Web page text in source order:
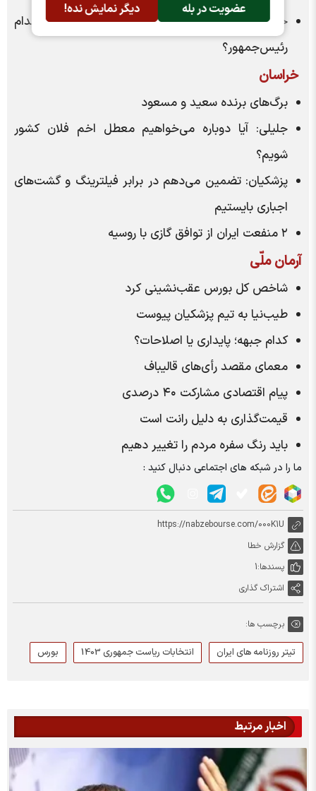
عضویت در بله دیگر نمایش نده!
خانه‌دار شدن ۶ میلیون متقاضی مسکن با کدام
رئیس‌جمهور؟
خراسان
برگ‌های برنده سعید و مسعود
جلیلی: آیا دوباره می‌خواهیم معطل اخم فلان کشور
شویم؟
پزشکیان: تضمین می‌دهم در برابر فیلترینگ و گشت‌های
اجباری بایستیم
۲ منفعت ایران از توافق گازی با روسیه
آرمان ملّی
شاخص کل بورس عقب‌نشینی کرد
طیب‌نیا به تیم پزشکیان پیوست
کدام جبهه؛ پایداری یا اصلاحات؟
معمای مقصد رأی‌های قالیباف
پیام اقتصادی مشارکت ۴۰ درصدی
قیمت‌گذاری به دلیل رانت است
باید رنگ سفره مردم را تغییر دهیم
ما را در شبکه های اجتماعی دنبال کنید :
https://nabzebourse.com/000K1U
گزارش خطا
پسندها:1
اشتراک گذاری
برچسب ها:
تیتر روزنامه های ایران انتخابات ریاست جمهوری 1403 بورس
اخبار مرتبط